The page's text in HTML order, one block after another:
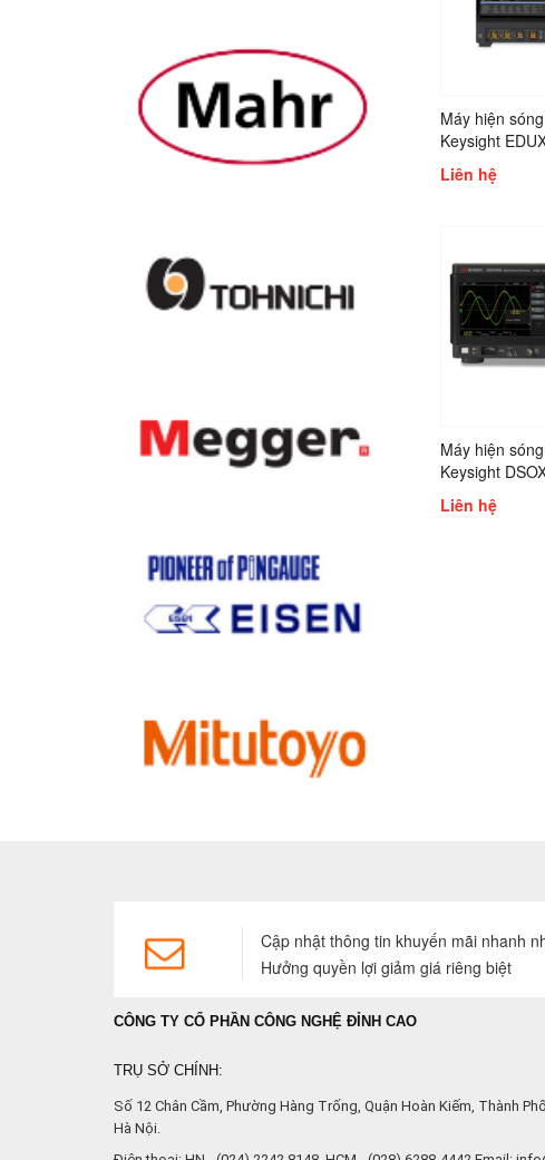
Máy hiện
Keysight
Keysight
EXR058A,
, Keysight
EXR258A
Liên hệ
Máy hiện
Keysight
Keysight
Liên hệ
Cập nhật thông tin khuyến mãi nhanh
Hưởng quyền lợi giảm giá riêng biệt
CÔNG TY CỔ PHẦN CÔNG NGHỆ ĐỈNH CAO
TRỤ SỞ CHÍNH:
Số 12 Chân Cầm, Phường Hàng Trống, Quận Hoàn Kiếm, Thành
Hà Nội.